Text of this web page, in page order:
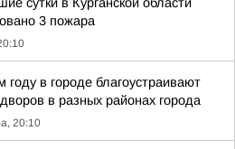
3 пожара
году в городе благоустраивают
в разных районах города
20:10